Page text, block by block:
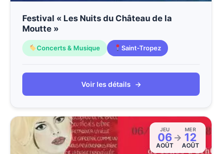
Festival « Les Nuits du Château de la
Moutte »
Concerts & Musique Saint-Tropez
Voir les détails →
JEU
06
AOÛT
→
MER
12
AOÛT